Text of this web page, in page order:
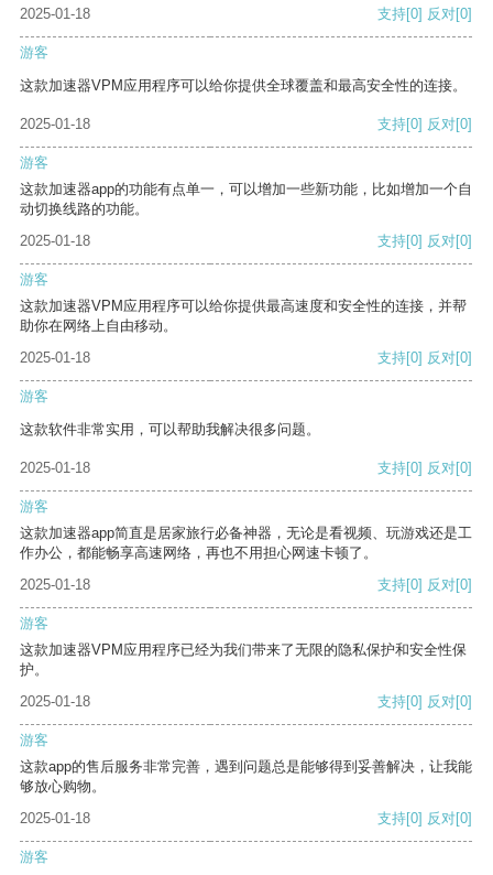
2025-01-18
支持[0] 反对[0]
游客
这款加速器VPM应用程序可以给你提供全球覆盖和最高安全性的连接。
2025-01-18 支持[0] 反对[0]
游客
这款加速器app的功能有点单一，可以增加一些新功能，比如增加一个自
动切换线路的功能。
2025-01-18
支持[0] 反对[0]
游客
这款加速器VPM应用程序可以给你提供最高速度和安全性的连接，并帮
助你在网络上自由移动。
2025-01-18
支持[0] 反对[0]
游客
这款软件非常实用，可以帮助我解决很多问题。
2025-01-18 支持[0] 反对[0]
游客
这款加速器app简直是居家旅行必备神器，无论是看视频、玩游戏还是工
作办公，都能畅享高速网络，再也不用担心网速卡顿了。
2025-01-18
支持[0] 反对[0]
游客
这款加速器VPM应用程序已经为我们带来了无限的隐私保护和安全性保
护。
2025-01-18
支持[0] 反对[0]
游客
这款app的售后服务非常完善，遇到问题总是能够得到妥善解决，让我能
够放心购物。
2025-01-18
支持[0] 反对[0]
游客